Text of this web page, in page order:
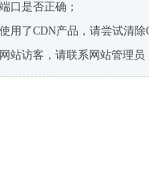
口是否正确；
用了CDN产品，请尝试清除
站访客，请联系网站管理员